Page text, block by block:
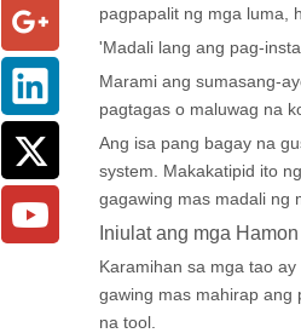
pagpapalit ng mga luma,
'Madali lang ang pag-
Marami ang sumasang-
pagtagas o maluwag na
Ang isa pang bagay na
system. Makakatipid ito
gagawing mas madali ng
Iniulat ang mga
Karamihan sa mga tao
gawing mas mahirap ang
na tool.